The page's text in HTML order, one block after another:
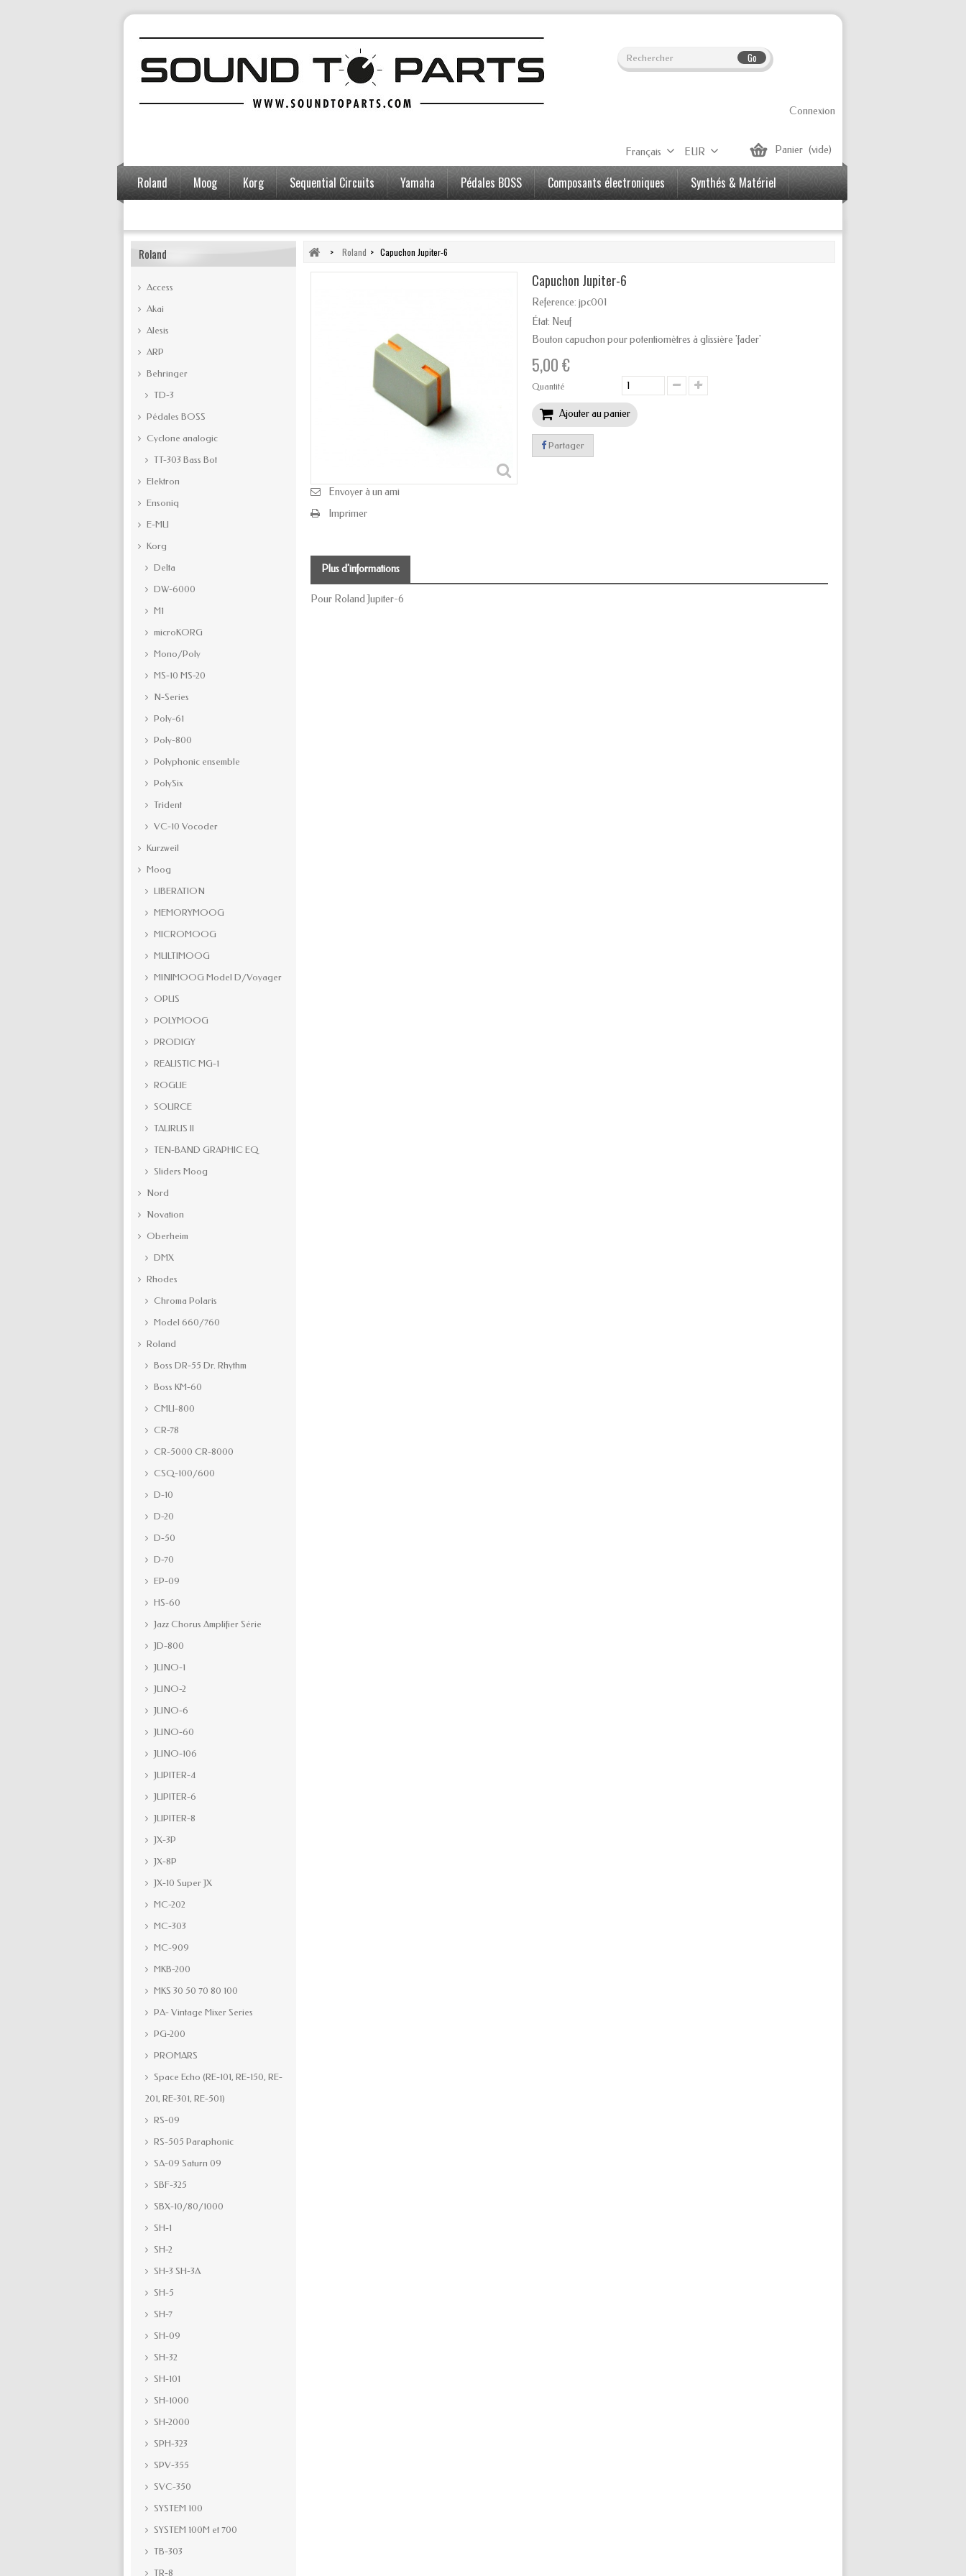
Go
Connexion
Panier (vide)
EUR
Français
Roland Moog Korg Sequential Circuits Yamaha Pédales BOSS Composants électroniques
Synthés & Matériel
Roland
Access
Akai
Alesis
ARP
Behringer
TD-3
Pédales BOSS
Cyclone analogic
TT-303 Bass Bot
Elektron
Ensoniq
E-MU
Korg
Delta
DW-6000
M1
microKORG
Mono/Poly
MS-10 MS-20
N-Series
Poly-61
Poly-800
Polyphonic ensemble
PolySix
Trident
VC-10 Vocoder
Kurzweil
Moog
LIBERATION
MEMORYMOOG
MICROMOOG
MULTIMOOG
MINIMOOG Model D/Voyager
OPUS
POLYMOOG
PRODIGY
REALISTIC MG-1
ROGUE
SOURCE
TAURUS II
TEN-BAND GRAPHIC EQ
Sliders Moog
Nord
Novation
Oberheim
DMX
Rhodes
Chroma Polaris
Model 660/760
Roland
Boss DR-55 Dr. Rhythm
Boss KM-60
CMU-800
CR-78
CR-5000 CR-8000
CSQ-100/600
D-10
D-20
D-50
D-70
EP-09
HS-60
Jazz Chorus Amplifier Série
JD-800
JUNO-1
JUNO-2
JUNO-6
JUNO-60
JUNO-106
JUPITER-4
JUPITER-6
JUPITER-8
JX-3P
JX-8P
JX-10 Super JX
MC-202
MC-303
MC-909
MKB-200
MKS 30 50 70 80 100
PA- Vintage Mixer Series
PG-200
PROMARS
Space Echo (RE-101, RE-150, RE-
201, RE-301, RE-501)
RS-09
RS-505 Paraphonic
SA-09 Saturn 09
SBF-325
SBX-10/80/1000
SH-1
SH-2
SH-3 SH-3A
SH-5
SH-7
SH-09
SH-32
SH-101
SH-1000
SH-2000
SPH-323
SPV-355
SVC-350
SYSTEM 100
SYSTEM 100M et 700
TB-303
TR-8
> Roland > Capuchon Jupiter-6
Envoyer à un ami
Imprimer
Capuchon Jupiter-6
Reference: jpc001
État: Neuf
Bouton capuchon pour potentiomètres à glissière 'fader'
5,00 €
Quantité
Ajouter au panier
Partager
Plus d'informations
Pour Roland Jupiter-6